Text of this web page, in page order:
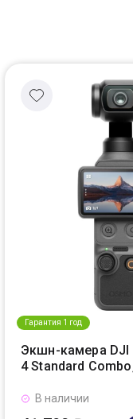
Гарантия 1 год
Экшн-камера DJI
4 Standard
В наличии